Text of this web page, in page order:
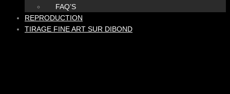
FAQ’S
REPRODUCTION
TIRAGE FINE ART SUR DIBOND